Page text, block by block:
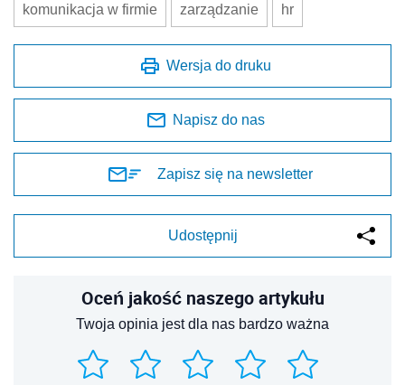
komunikacja w firmie zarządzanie hr
Wersja do druku
Napisz do nas
Zapisz się na newsletter
Udostępnij
Oceń jakość naszego artykułu
Twoja opinia jest dla nas bardzo ważna